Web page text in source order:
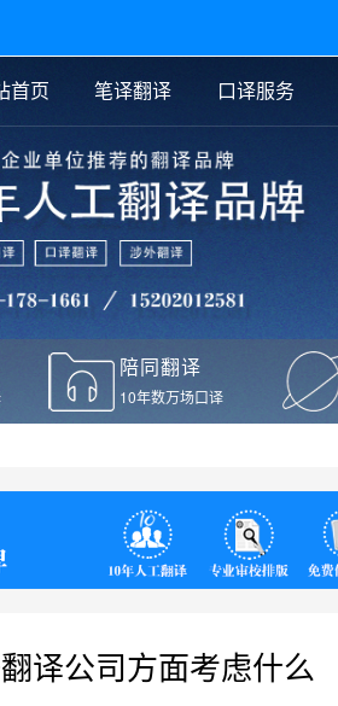
首页 笔译翻译
学翻译 法律翻译 说明书翻译
口译服务
交替传译 同声传译
老挝语翻译 泰语翻译
葡萄牙语翻译
料翻译
水翻译
译
翻译
苗接种证明翻译
测报告英文版翻
证件翻译报价
签证翻译
口译新闻
陪同翻译
10年数万场口译
译公司方面考虑什么